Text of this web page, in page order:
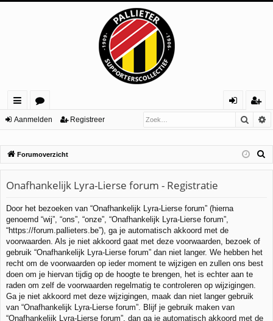
ne
lin
or
m
eg
re
Aanmelden Registreer Zoek
Forumoverzicht
Onafhankelijk Lyra-Lierse forum - Registratie
Door het bezoeken van “Onafhankelijk Lyra-Lierse forum” (hierna
genoemd “wij”, “ons”, “onze”, “Onafhankelijk Lyra-Lierse forum”,
“https://forum.pallieters.be”), ga je automatisch akkoord met de
voorwaarden. Als je niet akkoord gaat met deze voorwaarden, bezoek of
gebruik “Onafhankelijk Lyra-Lierse forum” dan niet langer. We hebben het
recht om de voorwaarden op ieder moment te wijzigen en zullen ons best
doen om je hiervan tijdig op de hoogte te brengen, het is echter aan te
raden om zelf de voorwaarden regelmatig te controleren op wijzigingen.
Ga je niet akkoord met deze wijzigingen, maak dan niet langer gebruik
van “Onafhankelijk Lyra-Lierse forum”. Blijf je gebruik maken van
“Onafhankelijk Lyra-Lierse forum”, dan ga je automatisch akkoord met de